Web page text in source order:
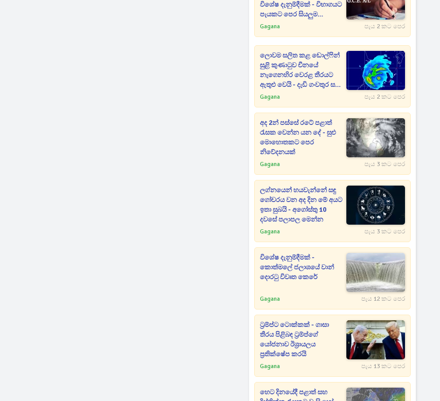
විශේෂ දැනුම්දීමක් - විභාගයට
පැයකට පෙර සියලුම
අයදුම්කරුවන් පැමිණිය යුතුයි
Gagana පැය 2 කට පෙර
ලොවම සලිත කළ ඩොල්ෆින්
සුළි කුණාටුව චීනයේ
නැගෙනහිර වෙරළ තීරයට
ඇතුළු වෙයි - දැඩි ගංවතුර සහ
නායයෑම් අවදානම් සමඟින්
Gagana පැය 2 කට පෙර
අද 2න් පස්සේ රටේ පළාත්
රැසක වෙන්න යන දේ - සුළු
මොහොතකට පෙර
නිවේදනයක්
Gagana පැය 3 කට පෙර
ලග්නයෙන් හයවැන්නේ සඳු
ගෝචරය වන අද දින මේ අයට
ඉතා සුබයි - අගෝස්තු 10
දවසේ පලාපල මෙන්න
Gagana පැය 3 කට පෙර
විශේෂ දැනුම්දීමක් -
කොත්මලේ ජලාශයේ වාන්
දොරටු විවෘත කෙරේ
Gagana පැය 12 කට පෙර
ට්‍රම්ප්ට ටොක්කක් - ගාසා
තීරය පිළිබඳ ට්‍රම්ප්ගේ
යෝජනාව ඊශ්‍රායලය
ප්‍රතික්ෂේප කරයි
Gagana පැය 13 කට පෙර
හෙට දිනයේදී පළාත් සහ